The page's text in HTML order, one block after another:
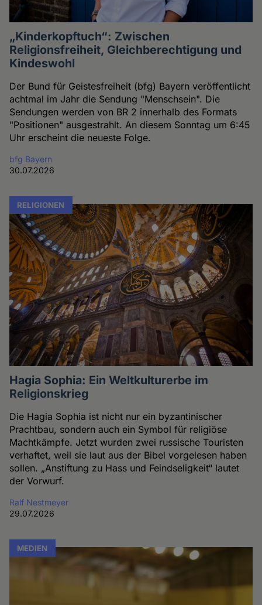
„Kinderkopftuch“: Zwischen
Religionsfreiheit, Gleichberechtigung und
Kindeswohl
Der Bund für Geistesfreiheit (bfg) Bayern veröffentlicht
achtmal im Jahr die Sendung "Menschsein". Die
Sendungen werden von BR 2 innerhalb des Formats
"Positionen" ausgestrahlt. An diesem Sonntag um 6:45
Uhr erscheint die neueste Folge.
bfg Bayern
30.07.2026
RELIGIONEN
Hagia Sophia: Ein Weltkulturerbe im
Religionskrieg
Die Hagia Sophia ist nicht nur ein byzantinischer
Prachtbau, sondern auch ein Symbol für religiöse
Machtkämpfe. Jetzt wurden zwei russische Touristen
verhaftet, weil sie laut aus der Bibel vorgelesen haben
sollen. „Anstiftung zu Hass und Feindseligkeit“ lautet
der Vorwurf.
Ralf Nestmeyer
29.07.2026
MEDIEN